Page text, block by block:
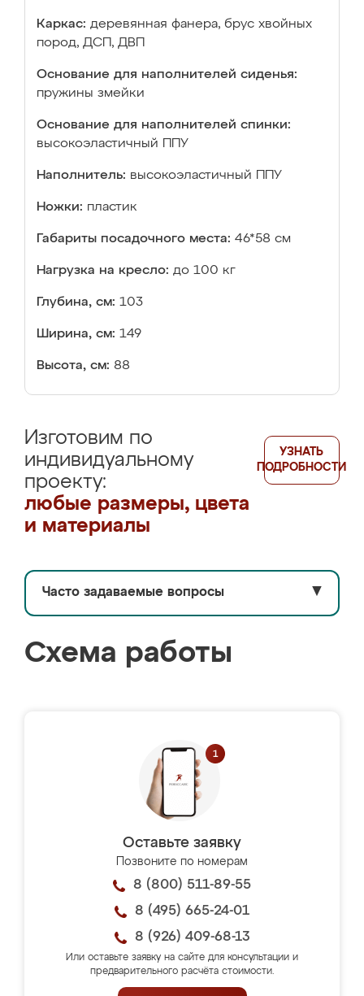
Каркас: деревянная фанера, брус хвойных
пород, ДСП, ДВП
Основание для наполнителей сиденья:
пружины змейки
Основание для наполнителей спинки:
высокоэластичный ППУ
Наполнитель: высокоэластичный ППУ
Ножки: пластик
Габариты посадочного места: 46*58 см
Нагрузка на кресло: до 100 кг
Глубина, см: 103
Ширина, см: 149
Высота, см: 88
Изготовим по
индивидуальному
проекту:
любые размеры, цвета
и материалы
УЗНАТЬ
ПОДРОБНОСТИ
Часто задаваемые вопросы ▼
Схема работы
Оставьте заявку
Позвоните по номерам
8 (800) 511-89-55
8 (495) 665-24-01
8 (926) 409-68-13
Или оставьте заявку на сайте для консультации и
предварительного расчёта стоимости.